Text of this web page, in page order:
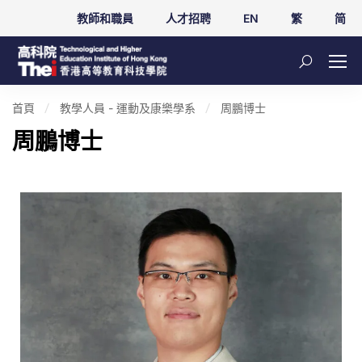
教師和職員 人才招聘 EN 繁 简
首頁 教學人員 - 運動及康樂學系 周鵬博士
周鵬博士